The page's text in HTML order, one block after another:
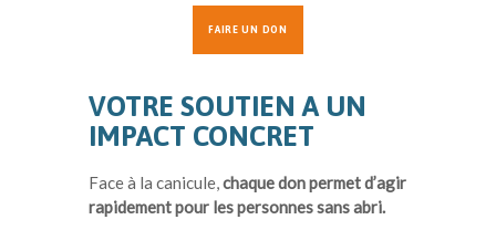
FAIRE UN DON
VOTRE SOUTIEN A UN
IMPACT CONCRET
Face à la canicule,chaque don permet d’agir
rapidement pour les personnes sans abri.